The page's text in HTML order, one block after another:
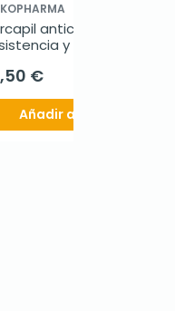
anticaída fuerza,
y brillo, 60
€
Añadir al carrito